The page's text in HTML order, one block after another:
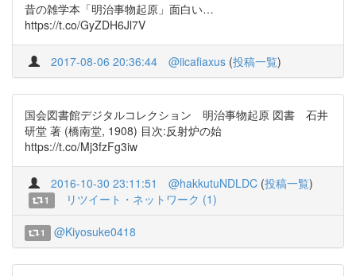
昔の雑学本「明治事物起原」面白い…
https://t.co/GyZDH6Jl7V
2017-08-06 20:36:44 @iicafiaxus (投稿一覧)
国会図書館デジタルコレクション 明治事物起原 図書 石井
研堂 著 (橋南堂, 1908) 目次:反射炉の始
https://t.co/Mj3fzFg3iw
2016-10-30 23:11:51 @hakkutuNDLDC (投稿一覧)
1 リツイート・ネットワーク (1)
1 @Kiyosuke0418